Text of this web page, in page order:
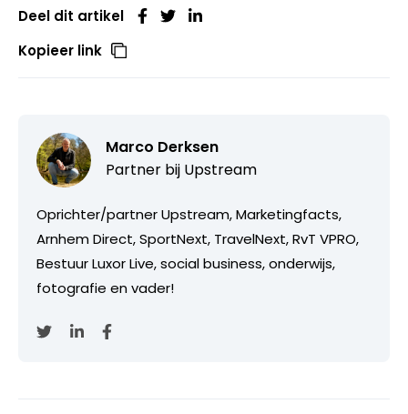
Deel dit artikel
Kopieer link
Marco Derksen
Partner bij Upstream
Oprichter/partner Upstream, Marketingfacts,
Arnhem Direct, SportNext, TravelNext, RvT VPRO,
Bestuur Luxor Live, social business, onderwijs,
fotografie en vader!